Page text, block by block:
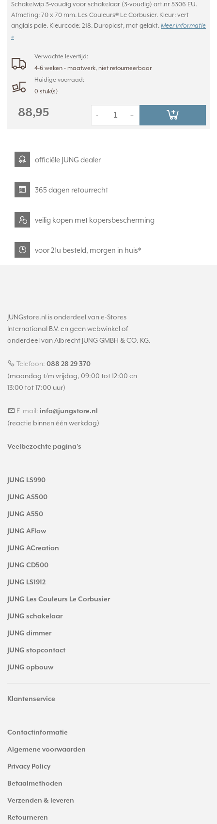
Schakelwip 3-voudig voor schakelaar (3-voudig) art.nr 5306 EU.
Afmeting: 70 x 70 mm. Les Couleurs® Le Corbusier. Kleur: vert
anglais pale. Kleurcode: 218. Duroplast, mat gelakt. Meer informatie
»
Verwachte levertijd:
4-6 weken - maatwerk, niet retourneerbaar
Huidige voorraad:
0 stuk(s)
88,95 +
-
officiële JUNG dealer
365 dagen retourrecht
veilig kopen met kopersbescherming
voor 21u besteld, morgen in huis*
JUNGstore.nl is onderdeel van e-Stores
International B.V. en geen webwinkel of
onderdeel van Albrecht JUNG GMBH & CO. KG.
Telefoon: 088 28 29 370
(maandag t/m vrijdag, 09:00 tot 12:00 en
13:00 tot 17:00 uur)
E-mail: info@jungstore.nl
(reactie binnen één werkdag)
Veelbezochte pagina's
JUNG LS990
JUNG AS500
JUNG A550
JUNG AFlow
JUNG ACreation
JUNG CD500
JUNG LS1912
JUNG Les Couleurs Le Corbusier
JUNG schakelaar
JUNG dimmer
JUNG stopcontact
JUNG opbouw
Klantenservice
Contactinformatie
Algemene voorwaarden
Privacy Policy
Betaalmethoden
Verzenden & leveren
Retourneren